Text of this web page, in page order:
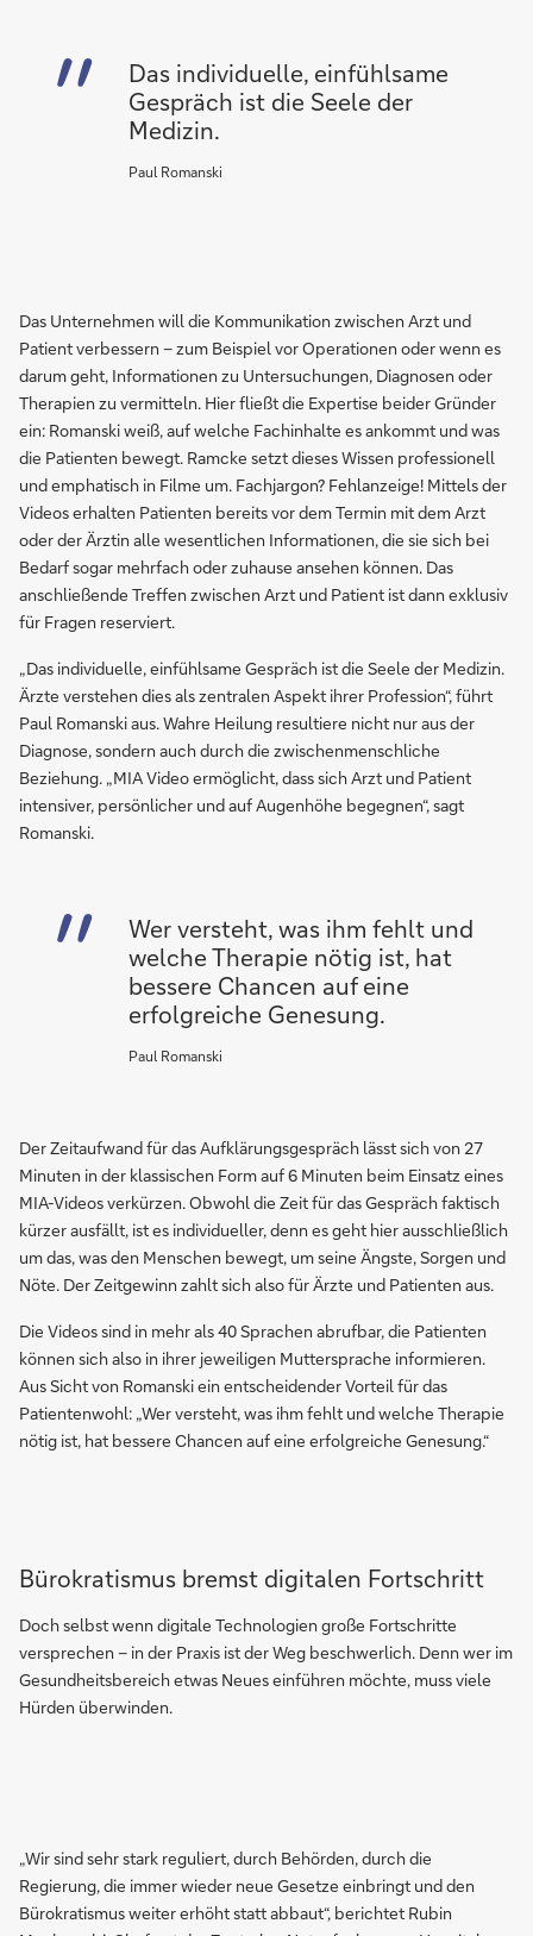
Das individuelle, einfühlsame
Gespräch ist die Seele der
Medizin.
Paul Romanski
Das Unternehmen will die Kommunikation zwischen Arzt und
Patient verbessern – zum Beispiel vor Operationen oder wenn es
darum geht, Informationen zu Untersuchungen, Diagnosen oder
Therapien zu vermitteln. Hier fließt die Expertise beider Gründer
ein: Romanski weiß, auf welche Fachinhalte es ankommt und was
die Patienten bewegt. Ramcke setzt dieses Wissen professionell
und emphatisch in Filme um. Fachjargon? Fehlanzeige! Mittels der
Videos erhalten Patienten bereits vor dem Termin mit dem Arzt
oder der Ärztin alle wesentlichen Informationen, die sie sich bei
Bedarf sogar mehrfach oder zuhause ansehen können. Das
anschließende Treffen zwischen Arzt und Patient ist dann exklusiv
für Fragen reserviert.
„Das individuelle, einfühlsame Gespräch ist die Seele der Medizin.
Ärzte verstehen dies als zentralen Aspekt ihrer Profession“, führt
Paul Romanski aus. Wahre Heilung resultiere nicht nur aus der
Diagnose, sondern auch durch die zwischenmenschliche
Beziehung. „MIA Video ermöglicht, dass sich Arzt und Patient
intensiver, persönlicher und auf Augenhöhe begegnen“, sagt
Romanski.
Wer versteht, was ihm fehlt und
welche Therapie nötig ist, hat
bessere Chancen auf eine
erfolgreiche Genesung.
Paul Romanski
Der Zeitaufwand für das Aufklärungsgespräch lässt sich von 27
Minuten in der klassischen Form auf 6 Minuten beim Einsatz eines
MIA-Videos verkürzen. Obwohl die Zeit für das Gespräch faktisch
kürzer ausfällt, ist es individueller, denn es geht hier ausschließlich
um das, was den Menschen bewegt, um seine Ängste, Sorgen und
Nöte. Der Zeitgewinn zahlt sich also für Ärzte und Patienten aus.
Die Videos sind in mehr als 40 Sprachen abrufbar, die Patienten
können sich also in ihrer jeweiligen Muttersprache informieren.
Aus Sicht von Romanski ein entscheidender Vorteil für das
Patientenwohl: „Wer versteht, was ihm fehlt und welche Therapie
nötig ist, hat bessere Chancen auf eine erfolgreiche Genesung.“
Bürokratismus bremst digitalen Fortschritt
Doch selbst wenn digitale Technologien große Fortschritte
versprechen – in der Praxis ist der Weg beschwerlich. Denn wer im
Gesundheitsbereich etwas Neues einführen möchte, muss viele
Hürden überwinden.
„Wir sind sehr stark reguliert, durch Behörden, durch die
Regierung, die immer wieder neue Gesetze einbringt und den
Bürokratismus weiter erhöht statt abbaut“, berichtet Rubin